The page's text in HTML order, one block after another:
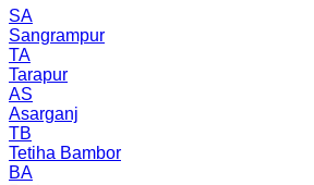
SA
Sangrampur
TA
Tarapur
AS
Asarganj
TB
Tetiha Bambor
BA